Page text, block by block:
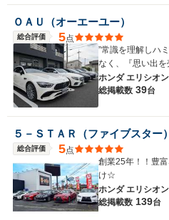
ＯＡＵ（オーエーユー）
総合評価 5点
”常識を理解しハ
なく、『思い出を
ホンダ エリシオ
総掲載数 39台
５－ＳＴＡＲ（ファイブスター
総合評価 5点
創業25年！！豊
け☆
ホンダ エリシオ
総掲載数 139台